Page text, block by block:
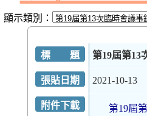
顯示類別：
標 題
第19屆第13
張貼日期 2021-10-13
附件下載 第19屆